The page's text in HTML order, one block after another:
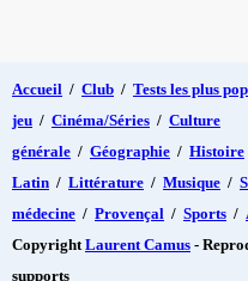
Accueil / Club / Tests les plus
jeu / Cinéma/Séries / Culture
générale / Géographie / Histoire
Latin / Littérature / Musique /
médecine / Provençal / Sports /
CopyrightLaurent Camus -
supports